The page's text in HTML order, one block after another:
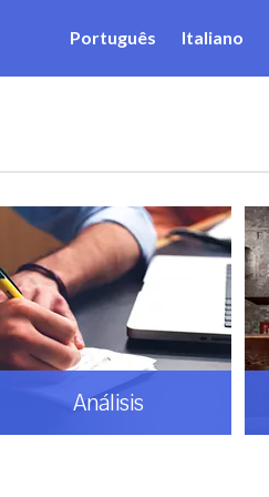
Português Italiano
Análisis